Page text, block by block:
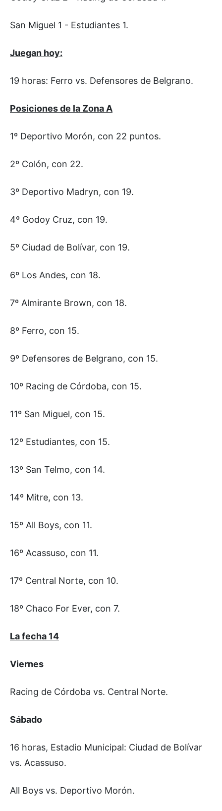
San Miguel 1 - Estudiantes 1.
Juegan hoy:
19 horas: Ferro vs. Defensores de Belgrano.
Posiciones de la Zona A
1º Deportivo Morón, con 22 puntos.
2º Colón, con 22.
3º Deportivo Madryn, con 19.
4º Godoy Cruz, con 19.
5º Ciudad de Bolívar, con 19.
6º Los Andes, con 18.
7º Almirante Brown, con 18.
8º Ferro, con 15.
9º Defensores de Belgrano, con 15.
10º Racing de Córdoba, con 15.
11º San Miguel, con 15.
12º Estudiantes, con 15.
13º San Telmo, con 14.
14º Mitre, con 13.
15º All Boys, con 11.
16º Acassuso, con 11.
17º Central Norte, con 10.
18º Chaco For Ever, con 7.
La fecha 14
Viernes
Racing de Córdoba vs. Central Norte.
Sábado
16 horas, Estadio Municipal: Ciudad de Bolívar
vs. Acassuso.
All Boys vs. Deportivo Morón.